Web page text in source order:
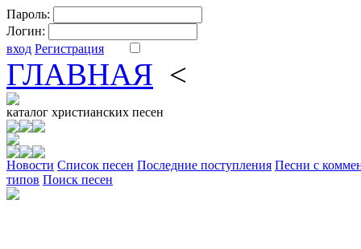
Пароль:
Логин:
вход Регистрация
ГЛАВНАЯ <
каталог христианских песен
Новости Cписок песен Последние поступления Песни с
типов Поиск песен